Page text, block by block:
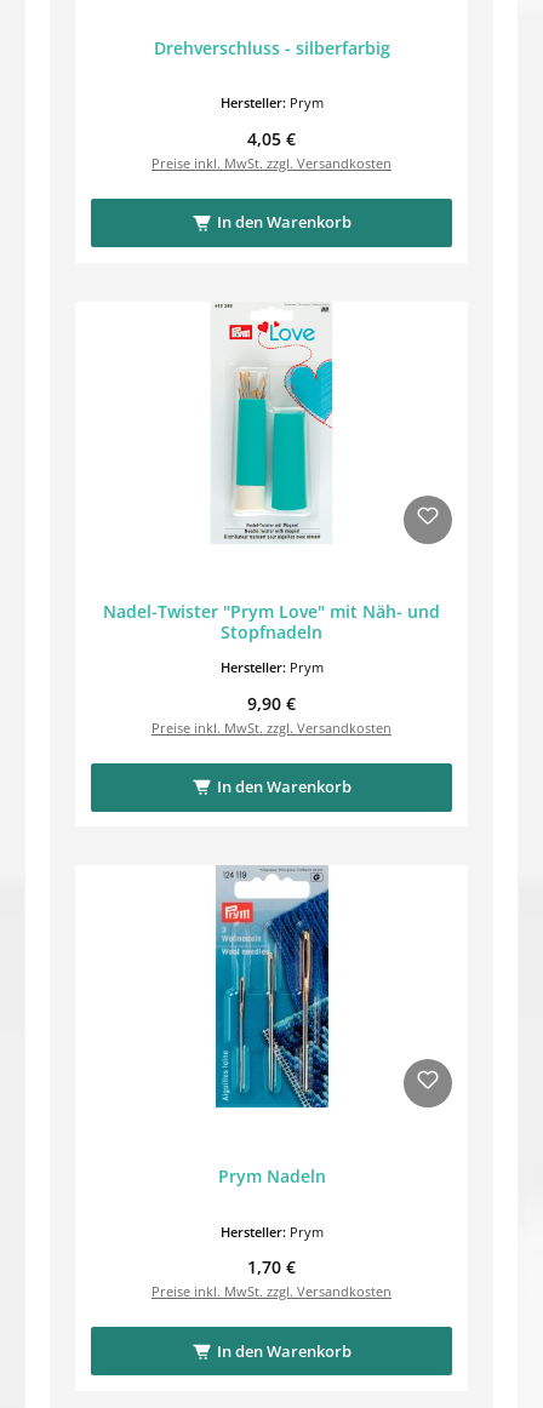
Drehverschluss - silberfarbig
Hersteller: Prym
Regulärer Preis:
4,05 €
Preise inkl. MwSt. zzgl. Versandkosten
In den Warenkorb
Nadel-Twister "Prym Love" mit Näh- und
Stopfnadeln
Hersteller: Prym
Regulärer Preis:
9,90 €
Preise inkl. MwSt. zzgl. Versandkosten
In den Warenkorb
Prym Nadeln
Hersteller: Prym
Regulärer Preis:
1,70 €
Preise inkl. MwSt. zzgl. Versandkosten
In den Warenkorb